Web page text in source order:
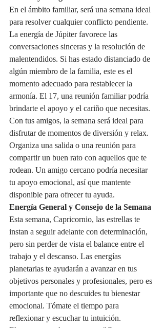
En el ámbito familiar, será una semana ideal
para resolver cualquier conflicto pendiente.
La energía de Júpiter favorece las
conversaciones sinceras y la resolución de
malentendidos. Si has estado distanciado de
algún miembro de la familia, este es el
momento adecuado para restablecer la
armonía. El 17, una reunión familiar podría
brindarte el apoyo y el cariño que necesitas.
Con tus amigos, la semana será ideal para
disfrutar de momentos de diversión y relax.
Organiza una salida o una reunión para
compartir un buen rato con aquellos que te
rodean. Un amigo cercano podría necesitar
tu apoyo emocional, así que mantente
disponible para ofrecer tu ayuda.
Energía General y Consejo de la Semana
Esta semana, Capricornio, las estrellas te
instan a seguir adelante con determinación,
pero sin perder de vista el balance entre el
trabajo y el descanso. Las energías
planetarias te ayudarán a avanzar en tus
objetivos personales y profesionales, pero es
importante que no descuides tu bienestar
emocional. Tómate el tiempo para
reflexionar y escuchar tu intuición.